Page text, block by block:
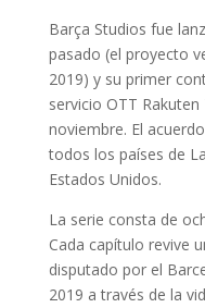
Barça Studios fue
pasado (el proyecto
2019) y su primer
servicio OTT Rakuten
noviembre. El
todos los países de
Estados Unidos.
La serie consta de
Cada capítulo revive
disputado por el
2019 a través de la